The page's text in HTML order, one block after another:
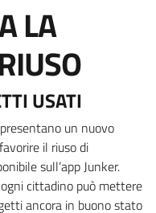
LA
USATI
un nuovo
il riuso di
sull’app Junker.
cittadino può mettere
ancora in buono stato